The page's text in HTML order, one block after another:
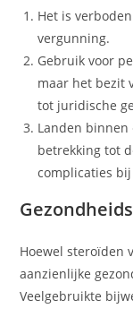
Het is
vergunning.
Gebruik voor
maar het bezit
tot juridische
Landen binnen
betrekking tot
complicaties
Hoewel steroïden
aanzienlijke
Veelgebruikte